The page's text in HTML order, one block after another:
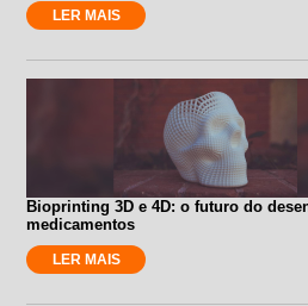
LER MAIS
Bioprinting 3D e 4D: o futuro do
medicamentos
LER MAIS